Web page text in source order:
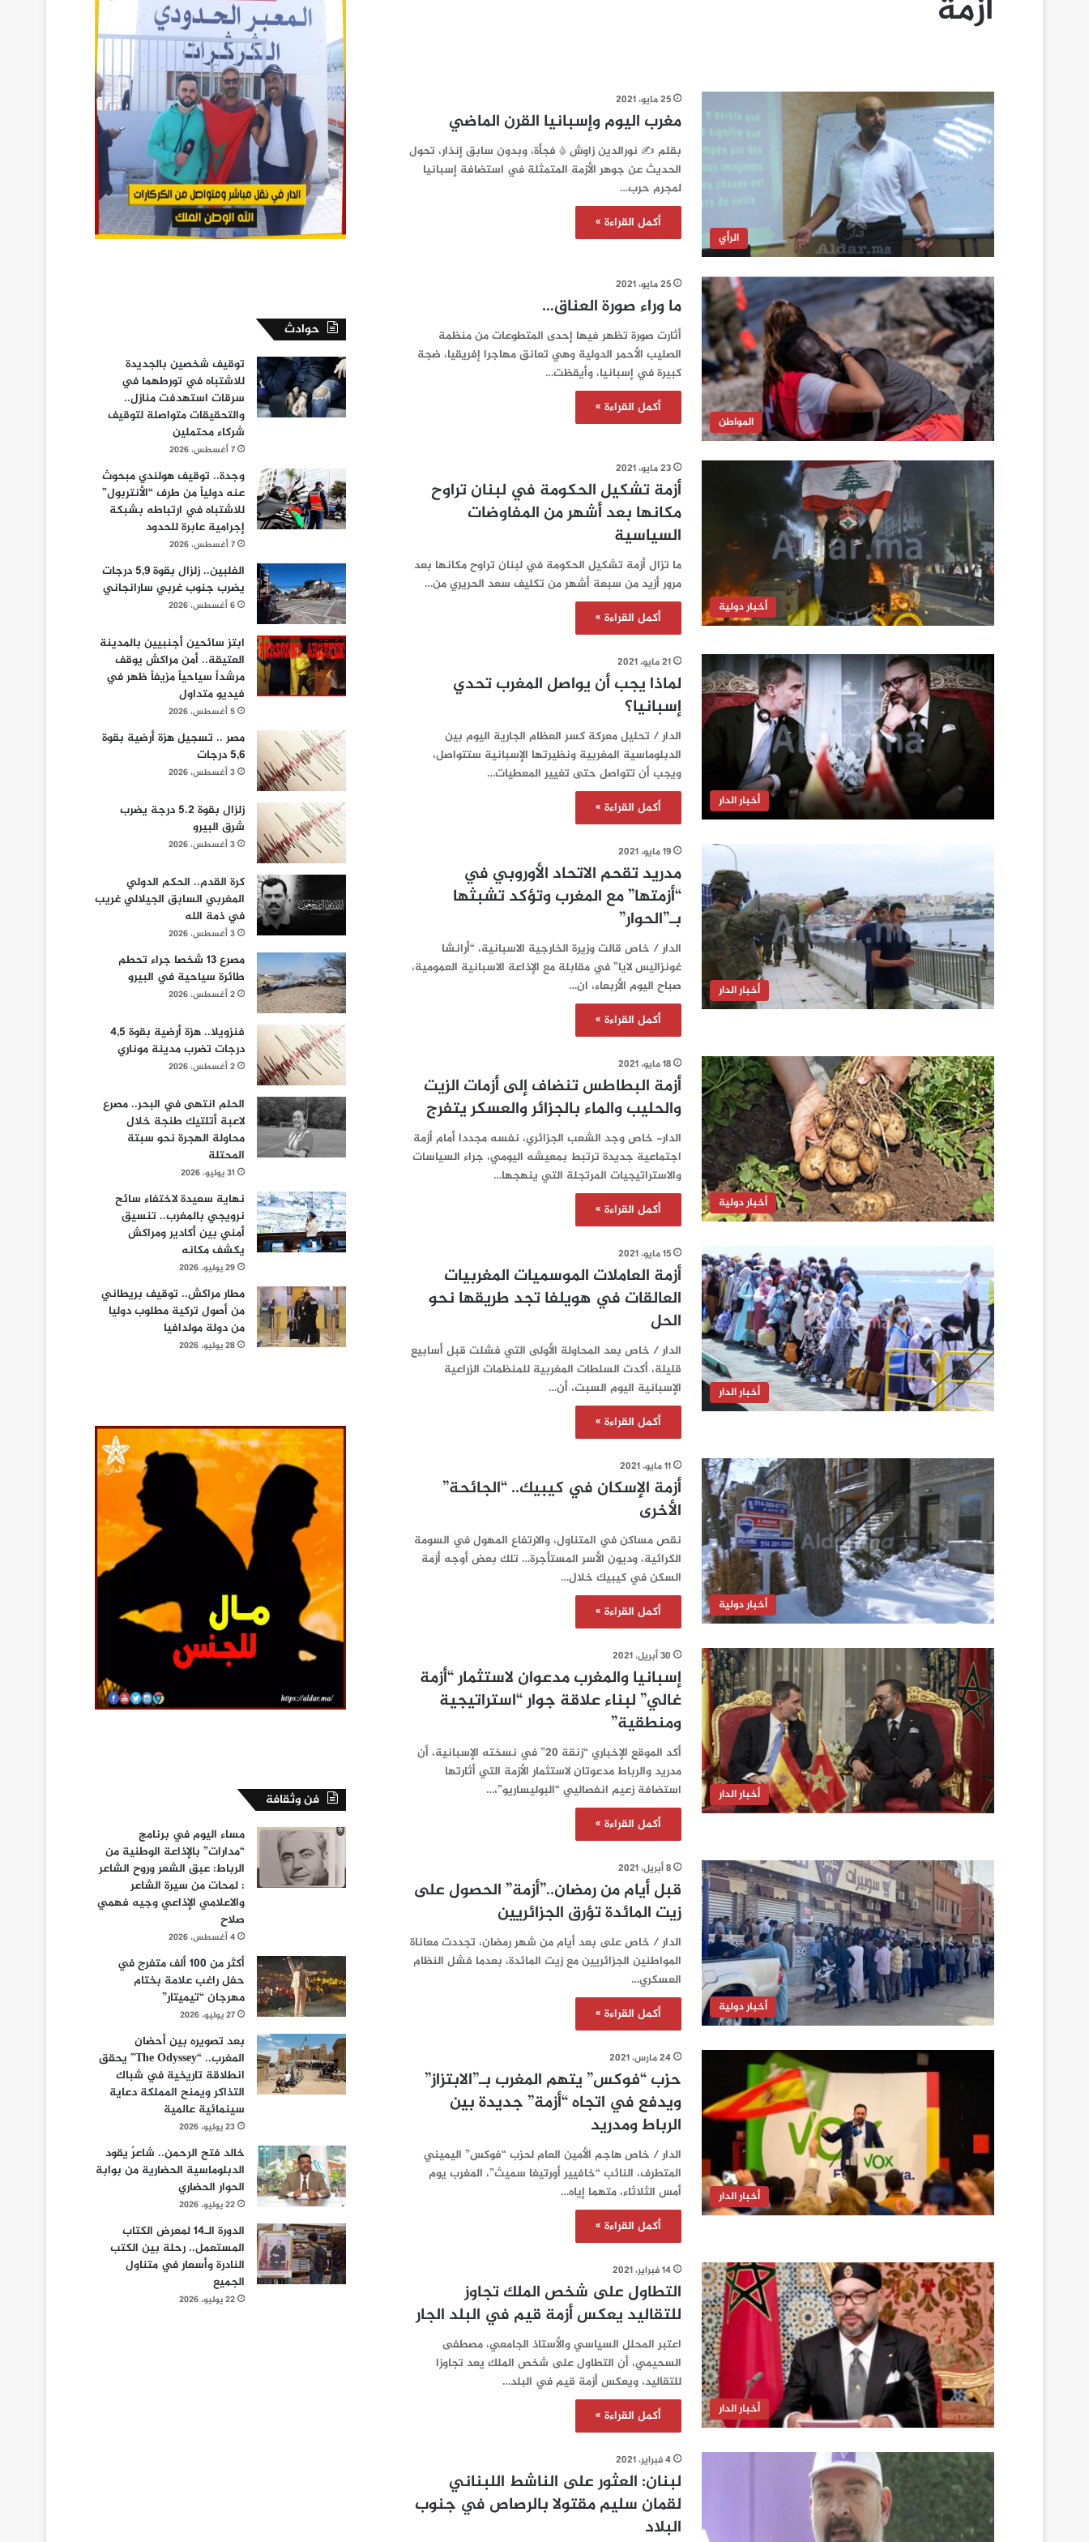
أزمة
الرأي
25 مايو، 2021
مغرب اليوم وإسبانيا القرن الماضي
بقلم ✍️ نورالدين زاوش * فجأة، وبدون سابق إنذار، تحول
الحديث عن جوهر الأزمة المتمثلة في استضافة إسبانيا
لمجرم حرب…
أكمل القراءة »
المواطن
25 مايو، 2021
ما وراء صورة العناق…
أثارت صورة تظهر فيها إحدى المتطوعات من منظمة
الصليب الأحمر الدولية وهي تعانق مهاجرا إفريقيا، ضجة
كبيرة في إسبانيا، وأيقظت…
أكمل القراءة »
أخبار دولية
23 مايو، 2021
أزمة تشكيل الحكومة في لبنان تراوح
مكانها بعد أشهر من المفاوضات
السياسية
ما تزال أزمة تشكيل الحكومة في لبنان تراوح مكانها بعد
مرور أزيد من سبعة أشهر من تكليف سعد الحريري من…
أكمل القراءة »
أخبار الدار
21 مايو، 2021
لماذا يجب أن يواصل المغرب تحدي
إسبانيا؟
الدار / تحليل معركة كسر العظام الجارية اليوم بين
الدبلوماسية المغربية ونظيرتها الإسبانية ستتواصل،
ويجب أن تتواصل حتى تغيير المعطيات…
أكمل القراءة »
أخبار الدار
19 مايو، 2021
مدريد تقحم الاتحاد الأوروبي في
“أزمتها” مع المغرب وتؤكد تشبثها
بـ”الحوار”
الدار / خاص قالت وزيرة الخارجية الاسبانية، “أرانشا
غونزاليس لايا” في مقابلة مع الإذاعة الاسبانية العمومية،
صباح اليوم الأربعاء، ان…
أكمل القراءة »
أخبار دولية
18 مايو، 2021
أزمة البطاطس تنضاف إلى أزمات الزيت
والحليب والماء بالجزائر والعسكر يتفرج
الدار- خاص وجد الشعب الجزائري، نفسه مجددا أمام أزمة
اجتماعية جديدة ترتبط بمعيشه اليومي، جراء السياسات
والاستراتيجيات المرتجلة التي ينهجها…
أكمل القراءة »
أخبار الدار
15 مايو، 2021
أزمة العاملات الموسميات المغربيات
العالقات في هويلفا تجد طريقها نحو
الحل
الدار / خاص بعد المحاولة الأولى التي فشلت قبل أسابيع
قليلة، أكدت السلطات المغربية للمنظمات الزراعية
الإسبانية اليوم السبت، أن…
أكمل القراءة »
أخبار دولية
11 مايو، 2021
أزمة الإسكان في كيبيك.. “الجائحة”
الأخرى
نقص مساكن في المتناول، والارتفاع المهول في السومة
الكرائية، وديون الأسر المستأجرة… تلك بعض أوجه أزمة
السكن في كيبيك خلال…
أكمل القراءة »
أخبار الدار
30 أبريل، 2021
إسبانيا والمغرب مدعوان لاستثمار “أزمة
غالي” لبناء علاقة جوار “استراتيجية
ومنطقية”
أكد الموقع الإخباري “زنقة 20” في نسخته الإسبانية، أن
مدريد والرباط مدعوتان لاستثمار الأزمة التي أثارتها
استضافة زعيم انفصاليي “البوليساريو”،…
أكمل القراءة »
أخبار دولية
8 أبريل، 2021
قبل أيام من رمضان..”أزمة” الحصول على
زيت المائدة تؤرق الجزائريين
الدار / خاص على بعد أيام من شهر رمضان، تجددت معاناة
المواطنين الجزائريين مع زيت المائدة، بعدما فشل النظام
العسكري…
أكمل القراءة »
أخبار الدار
24 مارس، 2021
حزب “فوكس” يتهم المغرب بـ”الابتزاز”
ويدفع في اتجاه “أزمة” جديدة بين
الرباط ومدريد
الدار / خاص هاجم الأمين العام لحزب “فوكس” اليميني
المتطرف، النائب “خافيير أورتيغا سميث”، المغرب يوم
أمس الثلاثاء، متهما إياه…
أكمل القراءة »
أخبار الدار
14 فبراير، 2021
التطاول على شخص الملك تجاوز
للتقاليد يعكس أزمة قيم في البلد الجار
اعتبر المحلل السياسي والأستاذ الجامعي، مصطفى
السحيمي، أن التطاول على شخص الملك يعد تجاوزا
للتقاليد، ويعكس أزمة قيم في البلد…
أكمل القراءة »
4 فبراير، 2021
لبنان: العثور على الناشط اللبناني
لقمان سليم مقتولا بالرصاص في جنوب
البلاد
حوادث
توقيف شخصين بالجديدة
للاشتباه في تورطهما في
سرقات استهدفت منازل..
والتحقيقات متواصلة لتوقيف
شركاء محتملين
7 أغسطس، 2026
وجدة.. توقيف هولندي مبحوث
عنه دولياً من طرف “الأنتربول”
للاشتباه في ارتباطه بشبكة
إجرامية عابرة للحدود
7 أغسطس، 2026
الفلبين.. زلزال بقوة 5,9 درجات
يضرب جنوب غربي سارانجاني
6 أغسطس، 2026
ابتز سائحين أجنبيين بالمدينة
العتيقة.. أمن مراكش يوقف
مرشداً سياحياً مزيفاً ظهر في
فيديو متداول
5 أغسطس، 2026
مصر .. تسجيل هزة أرضية بقوة
5,6 درجات
3 أغسطس، 2026
زلزال بقوة 5.2 درجة يضرب
شرق البيرو
3 أغسطس، 2026
كرة القدم.. الحكم الدولي
المغربي السابق الجيلالي غريب
في ذمة الله
3 أغسطس، 2026
مصرع 13 شخصا جراء تحطم
طائرة سياحية في البيرو
2 أغسطس، 2026
فنزويلا.. هزة أرضية بقوة 4,5
درجات تضرب مدينة موناري
2 أغسطس، 2026
الحلم انتهى في البحر.. مصرع
لاعبة أتلتيك طنجة خلال
محاولة الهجرة نحو سبتة
المحتلة
31 يوليو، 2026
نهاية سعيدة لاختفاء سائح
نرويجي بالمغرب.. تنسيق
أمني بين أكادير ومراكش
يكشف مكانه
29 يوليو، 2026
مطار مراكش.. توقيف بريطاني
من أصول تركية مطلوب دوليا
من دولة مولدافيا
28 يوليو، 2026
فن وثقافة
مساء اليوم في برنامج
“مدارات” بالإذاعة الوطنية من
الرباط: عبق الشعر وروح الشاعر
: لمحات من سيرة الشاعر
والاعلامي الإذاعي وجيه فهمي
صلاح
4 أغسطس، 2026
أكثر من 100 ألف متفرج في
حفل راغب علامة بختام
مهرجان “تيميتار”
27 يوليو، 2026
بعد تصويره بين أحضان
المغرب.. “The Odyssey” يحقق
انطلاقة تاريخية في شباك
التذاكر ويمنح المملكة دعاية
سينمائية عالمية
23 يوليو، 2026
خالد فتح الرحمن.. شاعرٌ يقود
الدبلوماسية الحضارية من بوابة
الحوار الحضاري
22 يوليو، 2026
الدورة الـ14 لمعرض الكتاب
المستعمل.. رحلة بين الكتب
النادرة وأسعار في متناول
الجميع
22 يوليو، 2026